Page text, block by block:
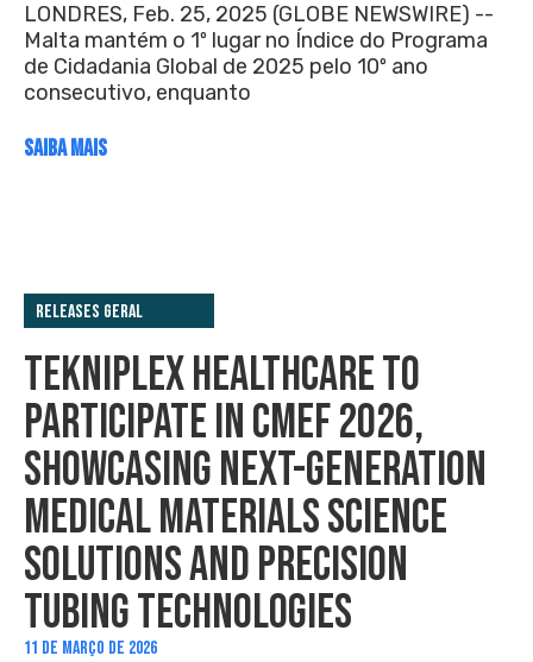
LONDRES, Feb. 25, 2025 (GLOBE NEWSWIRE) --
Malta mantém o 1º lugar no Índice do Programa
de Cidadania Global de 2025 pelo 10º ano
consecutivo, enquanto
SAIBA MAIS
Releases Geral
TEKNIPLEX HEALTHCARE TO
PARTICIPATE IN CMEF 2026,
SHOWCASING NEXT-GENERATION
MEDICAL MATERIALS SCIENCE
SOLUTIONS AND PRECISION
TUBING TECHNOLOGIES
11 DE MARÇO DE 2026